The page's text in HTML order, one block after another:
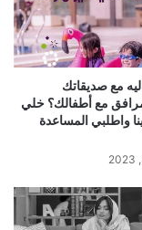
مع صديقاتك
مع أطفالك؟ خلي
واطلبي المساعدة